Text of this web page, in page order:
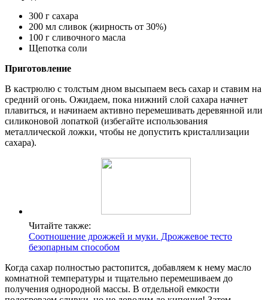
300 г сахара
200 мл сливок (жирность от 30%)
100 г сливочного масла
Щепотка соли
Приготовление
В кастрюлю с толстым дном высыпаем весь сахар и ставим на
средний огонь. Ожидаем, пока нижний слой сахара начнет
плавиться, и начинаем активно перемешивать деревянной или
силиконовой лопаткой (избегайте использования
металлической ложки, чтобы не допустить кристаллизации
сахара).
Читайте также:
Соотношение дрожжей и муки. Дрожжевое тесто
безопарным способом
Когда сахар полностью растопится, добавляем к нему масло
комнатной температуры и тщательно перемешиваем до
получения однородной массы. В отдельной емкости